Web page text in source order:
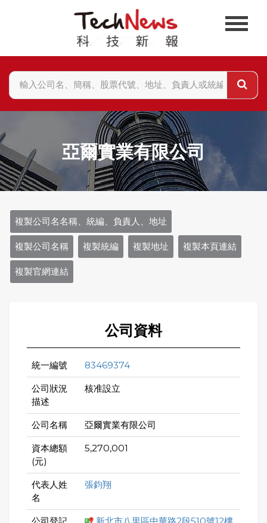
亞爾實業有限公司
複製公司名名稱、統編、負責人、地址
複製公司名稱 複製統編 複製地址 複製本頁連結
複製官網連結
公司資料
統一編號 83469374
公司狀況
描述
核准設立
公司名稱 亞爾實業有限公司
資本總額
(元)
5,270,001
代表人姓
名
張鈞翔